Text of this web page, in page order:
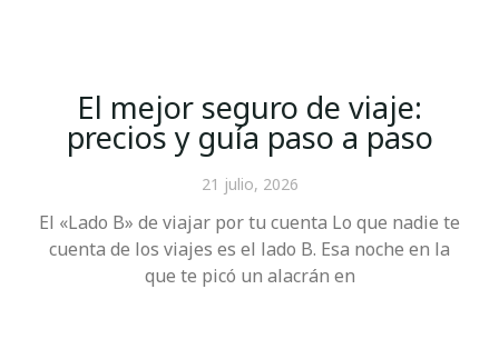
El mejor seguro de viaje:
precios y guía paso a paso
21 julio, 2026
El «Lado B» de viajar por tu cuenta Lo que nadie te
cuenta de los viajes es el lado B. Esa noche en la
que te picó un alacrán en